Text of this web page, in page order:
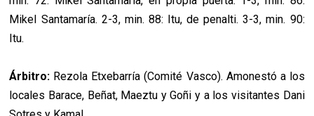
Mikel Santamaría. 2-3, min. 88: Itu, de penalti. 3-3, min. 90:
Itu.
Árbitro: Rezola Etxebarría (Comité Vasco). Amonestó a los
locales Barace, Beñat, Maeztu y Goñi y a los visitantes Dani